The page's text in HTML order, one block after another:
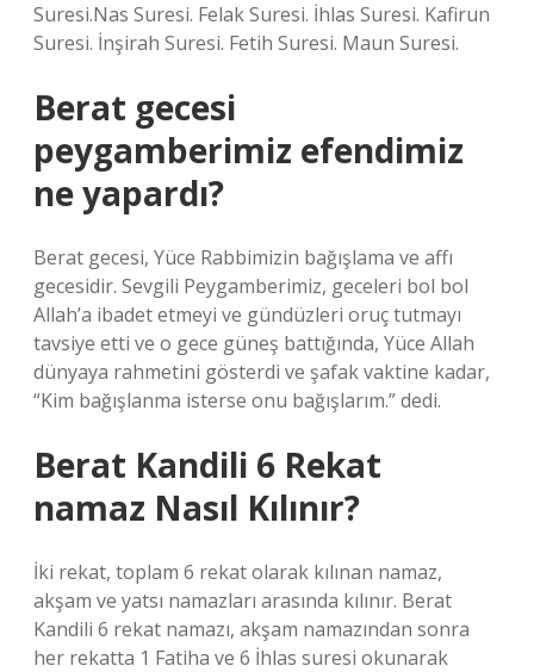
Suresi.Nas Suresi. Felak Suresi. İhlas Suresi. Kafirun
Suresi. İnşirah Suresi. Fetih Suresi. Maun Suresi.
Berat gecesi
peygamberimiz efendimiz
ne yapardı?
Berat gecesi, Yüce Rabbimizin bağışlama ve affı
gecesidir. Sevgili Peygamberimiz, geceleri bol bol
Allah’a ibadet etmeyi ve gündüzleri oruç tutmayı
tavsiye etti ve o gece güneş battığında, Yüce Allah
dünyaya rahmetini gösterdi ve şafak vaktine kadar,
“Kim bağışlanma isterse onu bağışlarım.” dedi.
Berat Kandili 6 Rekat
namaz Nasıl Kılınır?
İki rekat, toplam 6 rekat olarak kılınan namaz,
akşam ve yatsı namazları arasında kılınır. Berat
Kandili 6 rekat namazı, akşam namazından sonra
her rekatta 1 Fatiha ve 6 İhlas suresi okunarak